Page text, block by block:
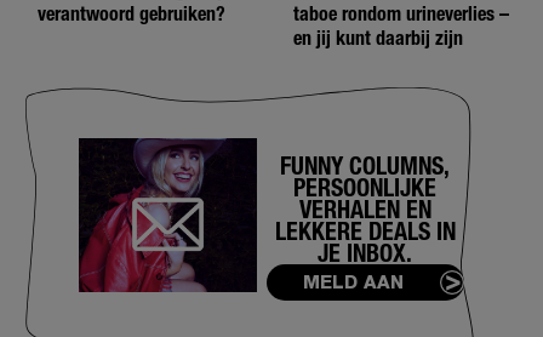
verantwoord gebruiken?
taboe rondom urineverlies –
en jij kunt daarbij zijn
FUNNY COLUMNS,
PERSOONLIJKE
VERHALEN EN
LEKKERE DEALS IN
JE INBOX.
MELD AAN